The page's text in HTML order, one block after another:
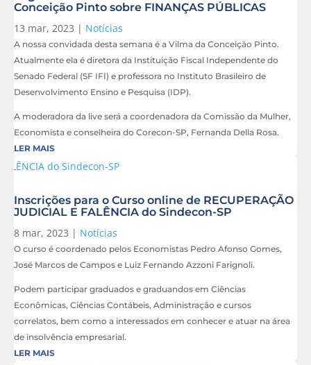
Conceição Pinto sobre FINANÇAS PÚBLICAS
13 mar, 2023 | Notícias
A nossa convidada desta semana é a Vilma da Conceição Pinto.
Atualmente ela é diretora da Instituição Fiscal Independente do
Senado Federal (SF IFI) e professora no Instituto Brasileiro de
Desenvolvimento Ensino e Pesquisa (IDP).
A moderadora da live será a coordenadora da Comissão da Mulher,
Economista e conselheira do Corecon-SP, Fernanda Della Rosa.
LER MAIS
Inscrições para o Curso online de RECUPERAÇÃO
JUDICIAL E FALÊNCIA do Sindecon-SP
8 mar, 2023 | Notícias
O curso é coordenado pelos Economistas Pedro Afonso Gomes,
José Marcos de Campos e Luiz Fernando Azzoni Farignoli.
Podem participar graduados e graduandos em Ciências
Econômicas, Ciências Contábeis, Administração e cursos
correlatos, bem como a interessados em conhecer e atuar na área
de insolvência empresarial.
LER MAIS